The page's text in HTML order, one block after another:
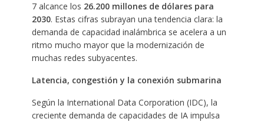
7 alcance los 26.200 millones de dólares para
2030. Estas cifras subrayan una tendencia clara: la
demanda de capacidad inalámbrica se acelera a un
ritmo mucho mayor que la modernización de
muchas redes subyacentes.
Latencia, congestión y la conexión submarina
Según la International Data Corporation (IDC), la
creciente demanda de capacidades de IA impulsa